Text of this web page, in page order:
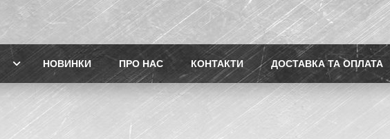
НОВИНКИ ПРО НАС КОНТАКТИ ДОСТАВКА ТА ОПЛАТА